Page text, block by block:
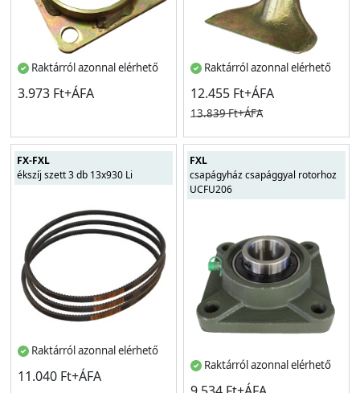
Raktárról azonnal elérhető
3.973 Ft+ÁFA
Raktárról azonnal elérhető
12.455 Ft+ÁFA
13.839 Ft+ÁFA
FX-FXL
ékszíj szett 3 db 13x930 Li
Raktárról azonnal elérhető
11.040 Ft+ÁFA
FXL
csapágyház csapággyal rotorhoz
UCFU206
Raktárról azonnal elérhető